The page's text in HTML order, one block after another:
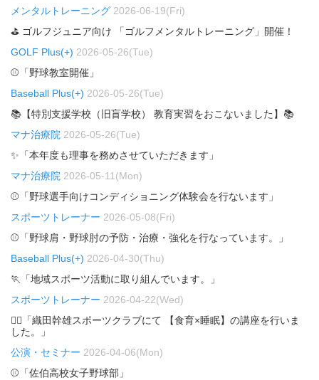
メンタルトレーニング 2026-06-19(Fri)
⛳ ゴルフジュニア向け 「ゴルフメンタルトレーニング」開催！
GOLF Plus(+) 2026-05-26(Tue)
⚾「野球教室開催」
Baseball Plus(+) 2026-05-26(Tue)
📚【特別支援学校（旧盲学校） 教育実習をおこないました】📚
マナ治療院 2026-05-26(Tue)
✨「本年度も理事を務めさせていただきます」
マナ治療院 2026-05-11(Mon)
⚾「野球選手向けコンディショニング体験会を行ないます」
スポーツトレーナー 2026-05-08(Fri)
⚾「野球肩・野球肘の予防・治療・強化を行なっています。」
Baseball Plus(+) 2026-04-30(Thu)
🏃「地域スポーツ活動に取り組んでいます。」
スポーツトレーナー 2026-04-22(Wed)
🏃‍♂️「織田幹雄スポーツクラブにて 【食育×睡眠】の講座を行いま
した。」
公演・セミナー 2026-04-06(Mon)
⚾「佐伯高校女子野球部」